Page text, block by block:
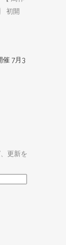
初開
催 7月3
更新を